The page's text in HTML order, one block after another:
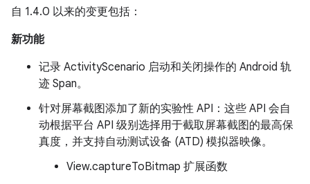
自 1.4.0 以来的变更包括：
新功能
记录 ActivityScenario 启动和关闭操作的 Android 轨
迹 Span。
针对屏幕截图添加了新的实验性 API：这些 API 会自
动根据平台 API 级别选择用于截取屏幕截图的最高保
真度，并支持自动测试设备 (ATD) 模拟器映像。
View.captureToBitmap 扩展函数